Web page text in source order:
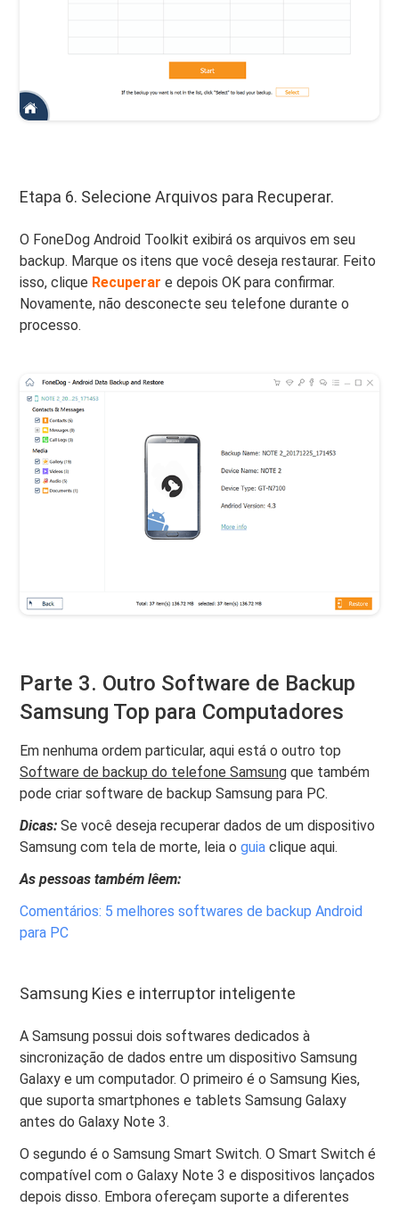
Etapa 6. Selecione Arquivos para Recuperar.
O FoneDog Android Toolkit exibirá os arquivos em seu
backup. Marque os itens que você deseja restaurar. Feito
isso, clique Recuperar e depois OK para confirmar.
Novamente, não desconecte seu telefone durante o
processo.
Parte 3. Outro Software de Backup
Samsung Top para Computadores
Em nenhuma ordem particular, aqui está o outro top
Software de backup do telefone Samsung que também
pode criar software de backup Samsung para PC.
Dicas: Se você deseja recuperar dados de um dispositivo
Samsung com tela de morte, leia oguia clique aqui.
As pessoas também lêem:
Comentários: 5 melhores softwares de backup Android
para PC
Samsung Kies e interruptor inteligente
A Samsung possui dois softwares dedicados à
sincronização de dados entre um dispositivo Samsung
Galaxy e um computador. O primeiro é o Samsung Kies,
que suporta smartphones e tablets Samsung Galaxy
antes do Galaxy Note 3.
O segundo é o Samsung Smart Switch. O Smart Switch é
compatível com o Galaxy Note 3 e dispositivos lançados
depois disso. Embora ofereçam suporte a diferentes